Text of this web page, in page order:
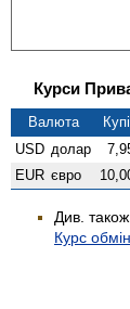
Курси
Валюта
USD долар
EUR євро
Див.
Курс